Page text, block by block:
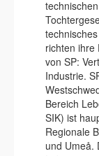
richten ihre
von SP:
Industrie.
Bereich
SIK) ist
Regionale
und Umeå.